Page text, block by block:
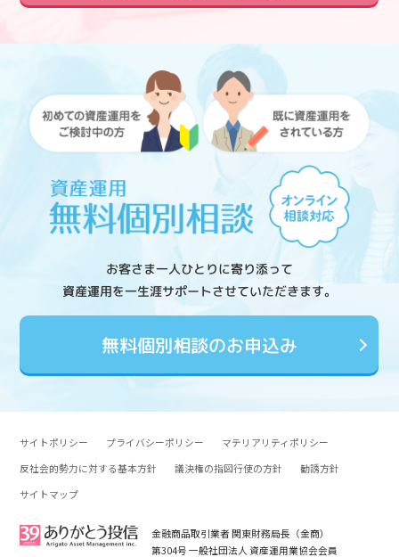
お客さま一人ひとりに寄り添って
資産運用を一生涯サポートさせていただきます。
無料個別相談のお申込み
サイトポリシー プライバシーポリシー
マテリアリティポリシー
反社会的勢力に対する基本方針
議決権の指図行使の方針
勧誘方針
サイトマップ
金融商品取引業者 関東財務局長（金商）
第304号 一般社団法人 資産運用業協会会員